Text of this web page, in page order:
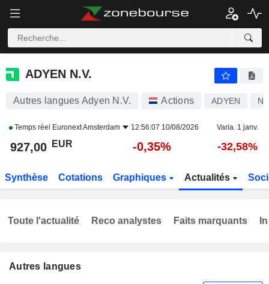
ADYEN N.V.
ADYEN N.V.
Autres langues Adyen N.V. Actions ADYEN
Temps réel Euronext Amsterdam 12:56:07 10/08/2026 Varia. 1 janv.
927,00 EUR -0,35% -32,58%
Synthèse Cotations Graphiques Actualités
Autres langues
Toute l'actualité Reco analystes Faits marquants